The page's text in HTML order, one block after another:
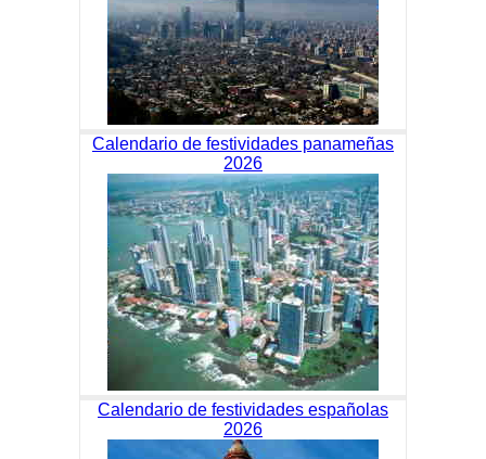
Calendario de festividades panameñas
2026
Calendario de festividades españolas
2026